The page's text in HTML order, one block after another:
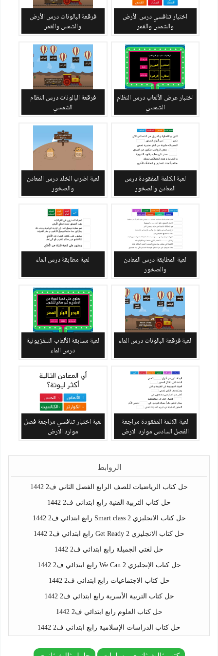
اختبار تنافسي درس الأرض
والشمس والقمر
فرقعة البالونات درس الأرض
والشمس والقمر
اختبار عرض الألعاب درس النظام
الشمسي
فرقعة البالونات درس النظام
الشمسي
لعبة الكلمة المفقودة درس
المعادن والصخور
لعبة اضرب الخلد درس المعادن
والصخور
لعبة المطابقة درس المعادن
والصخور
لعبة مطابقة درس الماء
لعبة فرقعة البالونات درس الماء
لعبة مسابقة الألعاب التلفزيونية
درس الماء
لعبة الكلمة المفقودة مراجعة
الفصل السادس موارد الارض
لعبة اختبار تنافسي مراجعة فصل
موارد الارض
الروابط
حل كتاب الرياضيات للصف الرابع الفصل الثاني ف2 1442
حل كتاب التربية الفنية رابع ابتدائي ف2 1442
حل كتاب الانجليزي Smart class 2 رابع ابتدائي ف2 1442
حل كتاب الانجليزي Get Ready 2 رابع ابتدائي ف2 1442
حل لغتي الجميلة رابع ابتدائي ف2 1442
حل كتاب الإنجليزي We Can 2 رابع ابتدائي ف2 1442
حل كتاب الاجتماعيات رابع ابتدائي ف2 1442
حل كتاب التربية الأسرية رابع ابتدائي ف2 1442
حل كتاب العلوم رابع ابتدائي ف2 1442
حل كتاب الدراسات الإسلامية رابع ابتدائي ف2 1442